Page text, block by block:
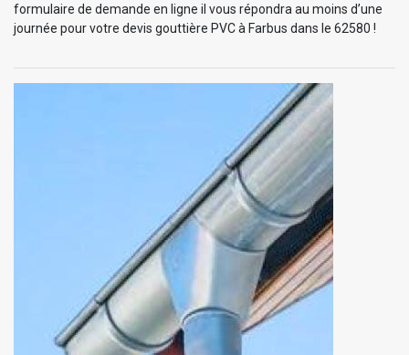
formulaire de demande en ligne il vous répondra au moins d’une
journée pour votre devis gouttière PVC à Farbus dans le 62580 !